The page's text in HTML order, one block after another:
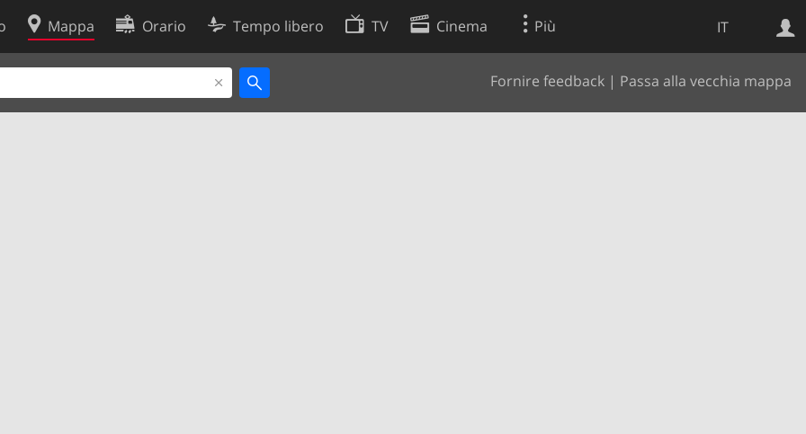
IT
Mappa Orario Tempo libero TV Cinema Più
Fornire feedback | Passa alla vecchia mappa
Ricerca Web
Politica sui cookie
Preferenze cookie